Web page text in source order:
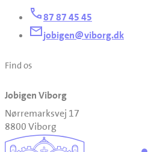
87 87 45 45
jobigen@viborg.dk
Find os
Jobigen Viborg
Nørremarksvej 17
8800 Viborg